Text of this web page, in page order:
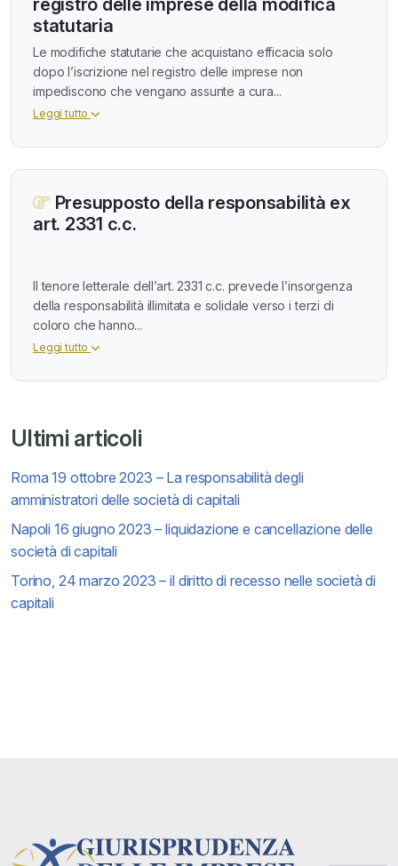
Ultimi articoli
Roma 19 ottobre 2023 – La responsabilità degli
amministratori delle società di capitali
Napoli 16 giugno 2023 – liquidazione e cancellazione delle
società di capitali
Torino, 24 marzo 2023 – il diritto di recesso nelle società di
capitali
registro delle imprese della modifica
statutaria
Le modifiche statutarie che acquistano efficacia solo
dopo l’iscrizione nel registro delle imprese non
impediscono che vengano assunte a cura...
Leggi tutto
Presupposto della responsabilità ex
art. 2331 c.c.
Il tenore letterale dell’art. 2331 c.c. prevede l’insorgenza
della responsabilità illimitata e solidale verso i terzi di
coloro che hanno...
Leggi tutto